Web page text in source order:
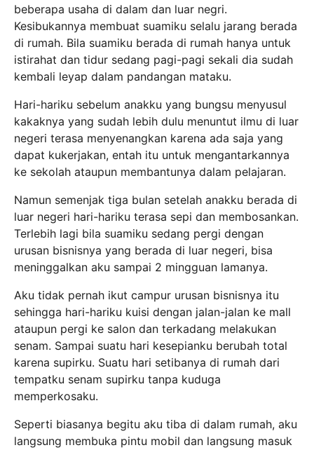
beberapa usaha di dalam dan luar negri.
Kesibukannya membuat suamiku selalu jarang berada
di rumah. Bila suamiku berada di rumah hanya untuk
istirahat dan tidur sedang pagi-pagi sekali dia sudah
kembali leyap dalam pandangan mataku.
Hari-hariku sebelum anakku yang bungsu menyusul
kakaknya yang sudah lebih dulu menuntut ilmu di luar
negeri terasa menyenangkan karena ada saja yang
dapat kukerjakan, entah itu untuk mengantarkannya
ke sekolah ataupun membantunya dalam pelajaran.
Namun semenjak tiga bulan setelah anakku berada di
luar negeri hari-hariku terasa sepi dan membosankan.
Terlebih lagi bila suamiku sedang pergi dengan
urusan bisnisnya yang berada di luar negeri, bisa
meninggalkan aku sampai 2 mingguan lamanya.
Aku tidak pernah ikut campur urusan bisnisnya itu
sehingga hari-hariku kuisi dengan jalan-jalan ke mall
ataupun pergi ke salon dan terkadang melakukan
senam. Sampai suatu hari kesepianku berubah total
karena supirku. Suatu hari setibanya di rumah dari
tempatku senam supirku tanpa kuduga
memperkosaku.
Seperti biasanya begitu aku tiba di dalam rumah, aku
langsung membuka pintu mobil dan langsung masuk